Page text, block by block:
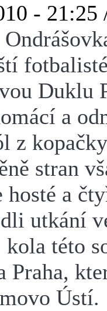
-
Duklu
a
z
stran
hosté a
utkání
této
Ústí.